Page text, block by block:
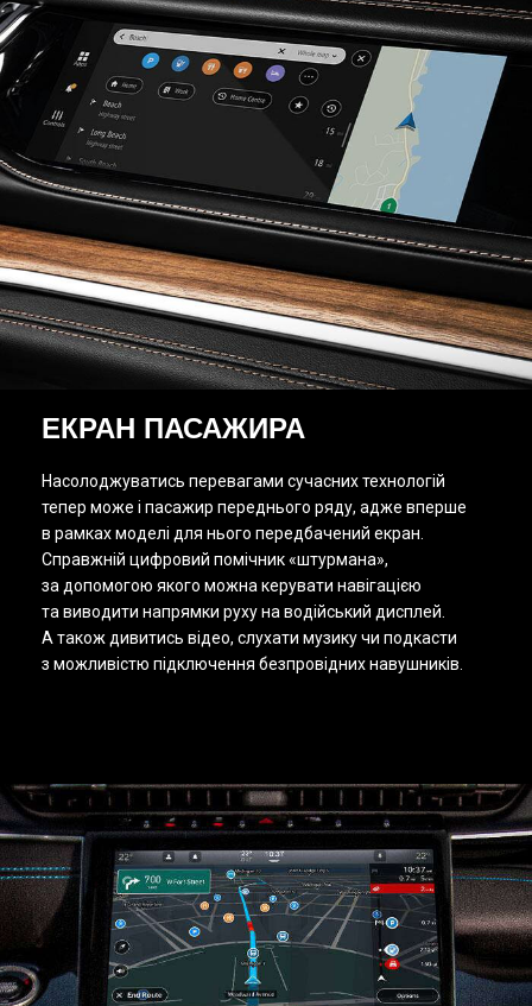
ЕКРАН ПАСАЖИРА
Насолоджуватись перевагами сучасних технологій
тепер може і пасажир переднього ряду, адже вперше
в рамках моделі для нього передбачений екран.
Справжній цифровий помічник «штурмана»,
за допомогою якого можна керувати навігацією
та виводити напрямки руху на водійський дисплей.
А також дивитись відео, слухати музику чи подкасти
з можливістю підключення безпровідних навушників.